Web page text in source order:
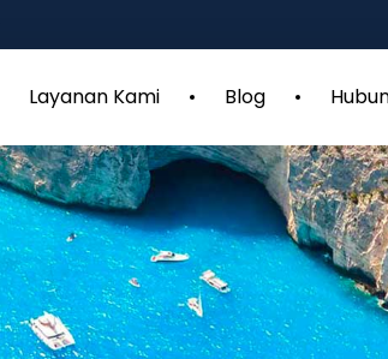
Layanan Kami Blog